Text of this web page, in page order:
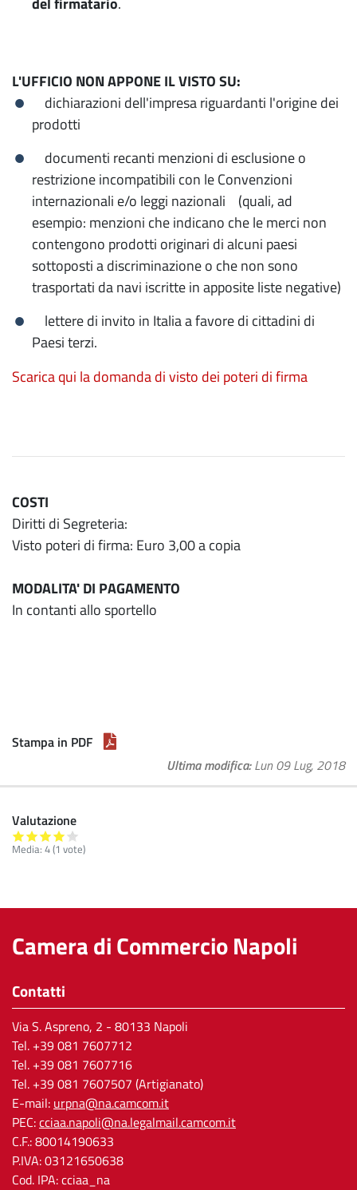
L'UFFICIO NON APPONE IL VISTO SU:
dichiarazioni dell'impresa riguardanti l'origine dei
prodotti
documenti recanti menzioni di esclusione o
restrizione incompatibili con le Convenzioni
internazionali e/o leggi nazionali (quali, ad
esempio: menzioni che indicano che le merci non
contengono prodotti originari di alcuni paesi
sottoposti a discriminazione o che non sono
trasportati da navi iscritte in apposite liste negative)
lettere di invito in Italia a favore di cittadini di
Paesi terzi.
Scarica qui la domanda di visto dei poteri di firma
COSTI
Diritti di Segreteria:
Visto poteri di firma: Euro 3,00 a copia
MODALITA' DI PAGAMENTO
In contanti allo sportello
Stampa in PDF
Ultima modifica Lun 09 Lug, 2018
Valutazione
Media: 4(1 vote)
Camera di Commercio Napoli
Contatti
Via S. Aspreno, 2 - 80133 Napoli
Tel. +39 081 7607712
Tel. +39 081 7607716
Tel. +39 081 7607507 (Artigianato)
E-mail: urpna@na.camcom.it
PEC:cciaa.napoli@na.legalmail.camcom.it
C.F.: 80014190633
P.IVA: 03121650638
Cod. IPA: cciaa_na